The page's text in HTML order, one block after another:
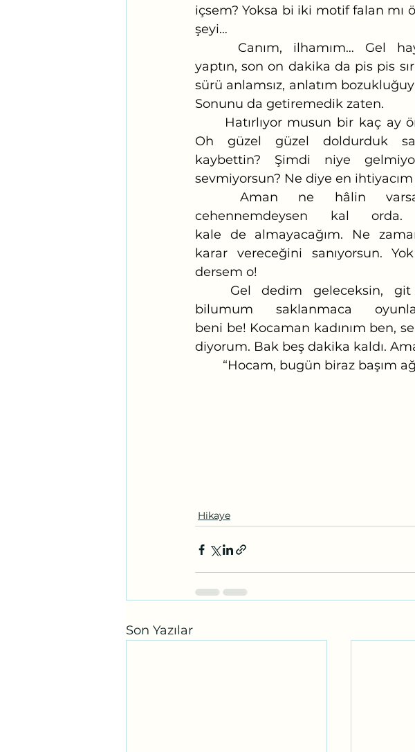
içsem? Yoksa bi iki motif falan mı
şeyi…
yaptın, son on dakika da pis pis
sürü anlamsız, anlatım
Sonunu da getiremedik zaten.
Oh güzel güzel doldurduk
kaybettin? Şimdi niye
sevmiyorsun? Ne diye en
cehennemdeysen kal
kale de almayacağım. Ne
karar vereceğini sanıyorsun.
dersem o!
bilumum saklanmaca
beni be! Kocaman kadınım ben,
diyorum. Bak beş dakika kaldı.
“Hocam, bugün biraz başım
Hikaye
Son Yazılar